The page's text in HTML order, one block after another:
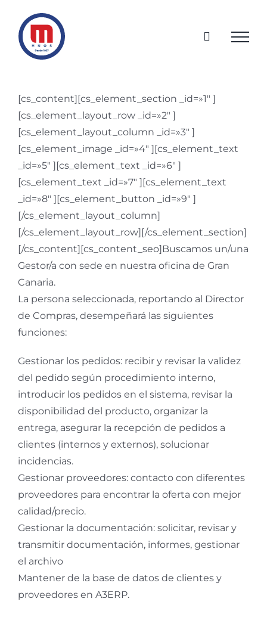
contenido
[cs_content][cs_element_section _id=»1″ ]
[cs_element_layout_row _id=»2″ ]
[cs_element_layout_column _id=»3″ ]
[cs_element_image _id=»4″ ][cs_element_text
_id=»5″ ][cs_element_text _id=»6″ ]
[cs_element_text _id=»7″ ][cs_element_text
_id=»8″ ][cs_element_button _id=»9″ ]
[/cs_element_layout_column]
[/cs_element_layout_row][/cs_element_section]
[/cs_content][cs_content_seo]Buscamos un/una
Gestor/a con sede en nuestra oficina de Gran
Canaria.
La persona seleccionada, reportando al Director
de Compras, desempeñará las siguientes
funciones:
Gestionar los pedidos: recibir y revisar la validez
del pedido según procedimiento interno,
introducir los pedidos en el sistema, revisar la
disponibilidad del producto, organizar la
entrega, asegurar la recepción de pedidos a
clientes (internos y externos), solucionar
incidencias.
Gestionar proveedores: contacto con diferentes
proveedores para encontrar la oferta con mejor
calidad/precio.
Gestionar la documentación: solicitar, revisar y
transmitir documentación, informes, gestionar
el archivo
Mantener de la base de datos de clientes y
proveedores en A3ERP.